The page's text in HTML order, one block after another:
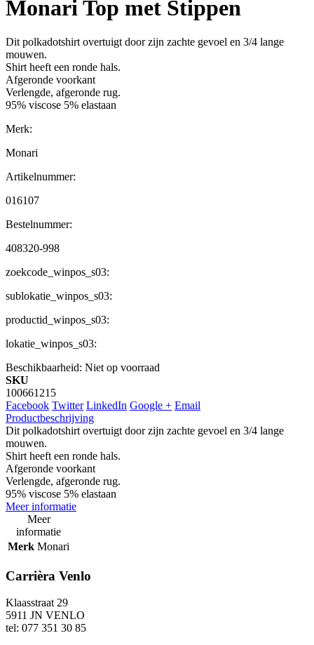
Monari Top met Stippen
Dit polkadotshirt overtuigt door zijn zachte gevoel en 3/4 lange
mouwen.
Shirt heeft een ronde hals.
Afgeronde voorkant
Verlengde, afgeronde rug.
95% viscose 5% elastaan
Merk:
Monari
Artikelnummer:
016107
Bestelnummer:
408320-998
zoekcode_winpos_s03:
sublokatie_winpos_s03:
productid_winpos_s03:
lokatie_winpos_s03:
Beschikbaarheid: Niet op voorraad
SKU
100661215
Facebook Twitter LinkedIn Google + Email
Productbeschrijving
Dit polkadotshirt overtuigt door zijn zachte gevoel en 3/4 lange
mouwen.
Shirt heeft een ronde hals.
Afgeronde voorkant
Verlengde, afgeronde rug.
95% viscose 5% elastaan
Meer informatie
Meer
informatie
Merk Monari
Carrièra Venlo
Klaasstraat 29
5911 JN VENLO
tel: 077 351 30 85